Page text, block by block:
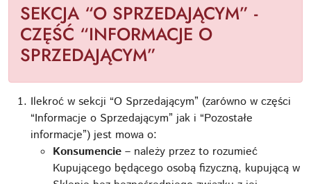
SEKCJA “O SPRZEDAJĄCYM” -
CZĘŚĆ “INFORMACJE O
SPRZEDAJĄCYM”
Ilekroć w sekcji “O Sprzedającym” (zarówno w części
“Informacje o Sprzedającym” jak i “Pozostałe
informacje”) jest mowa o:
Konsumencie – należy przez to rozumieć
Kupującego będącego osobą fizyczną, kupującą w